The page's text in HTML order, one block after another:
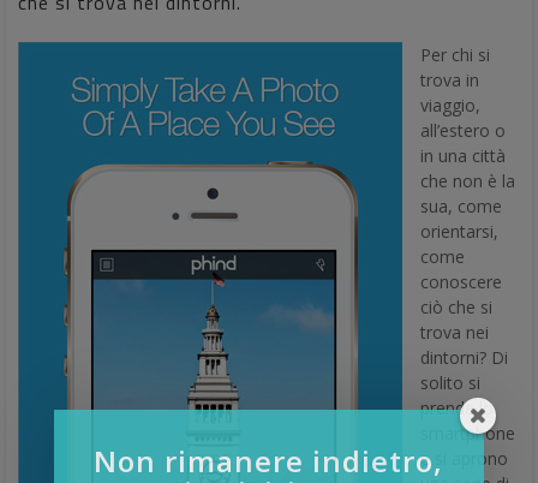
viaggio,
all’estero o
in una città
che non è la
sua, come
orientarsi,
come
conoscere
ciò che si
trova nei
dintorni? Di
solito si
prende lo
smartphone
e si aprono
una serie di
app:
Non rimanere indietro,
Ricevi in tempo reale le notizie del digitale